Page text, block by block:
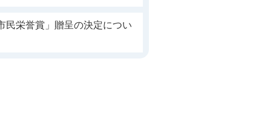
栄誉賞」贈呈の決定につい